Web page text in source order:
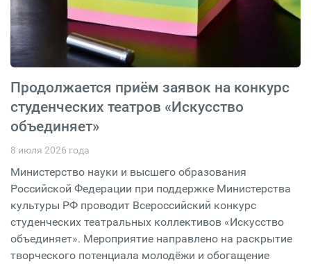
Продолжается приём заявок на конкурс
студенческих театров «Искусство
объединяет»
8 июля 2026 года
Министерство науки и высшего образования
Российской Федерации при поддержке Министерства
культуры РФ проводит Всероссийский конкурс
студенческих театральных коллективов «Искусство
объединяет». Мероприятие направлено на раскрытие
творческого потенциала молодёжи и обогащение